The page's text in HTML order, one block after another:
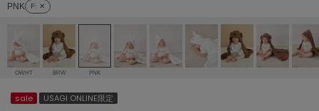
/ランジェリー (127)
ェア (121)
(124)
AMOMMA
ánuans
アニュアンス
ànuke
アンヌーク
PNK F: ✕
OWHT BRW PNK
sale
USAGI ONLINE限定